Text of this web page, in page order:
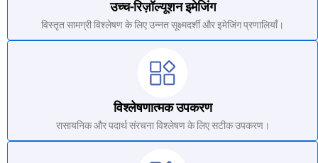
उच्च-रिज़ॉल्यूशन इमेजिंग
विस्तृत सामग्री विश्लेषण के लिए उन्नत सूक्ष्मदर्शी और इमेजिंग प्रणालियाँ।
विश्लेषणात्मक उपकरण
रासायनिक और पदार्थ संरचना विश्लेषण के लिए सटीक उपकरण।